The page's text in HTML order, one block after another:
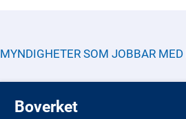
MYNDIGHETER SOM JOBBAR MED
Boverket